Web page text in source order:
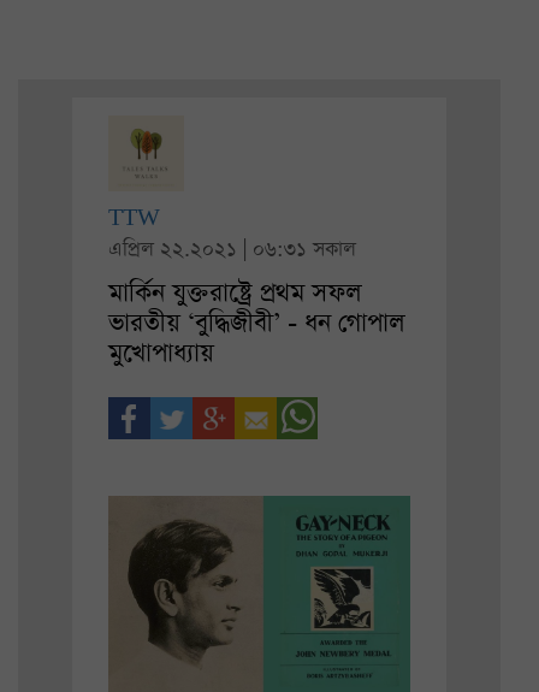
TTW
এপ্রিল ২২.২০২১ | ০৬:৩১ সকাল
মার্কিন যুক্তরাষ্ট্রে প্রথম সফল
ভারতীয় ‘বুদ্ধিজীবী’ - ধন গোপাল
মুখোপাধ্যায়